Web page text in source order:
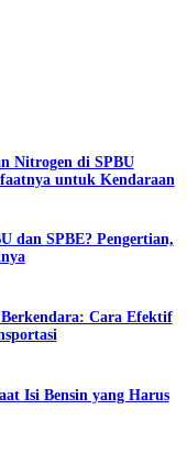
Nitrogen di SPBU
untuk Kendaraan
dan SPBE? Pengertian,
Cara Efektif
Isi Bensin yang Harus